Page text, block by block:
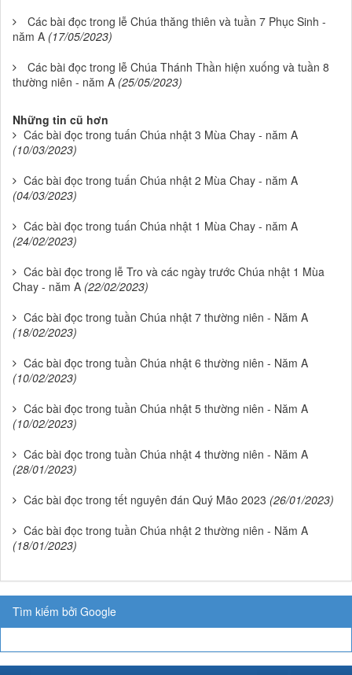
Các bài đọc trong lễ Chúa thăng thiên và tuần 7 Phục Sinh -
năm A (17/05/2023)
Các bài đọc trong lễ Chúa Thánh Thần hiện xuống và tuần 8
thường niên - năm A (25/05/2023)
Những tin cũ hơn
Các bài đọc trong tuấn Chúa nhật 3 Mùa Chay - năm A
(10/03/2023)
Các bài đọc trong tuấn Chúa nhật 2 Mùa Chay - năm A
(04/03/2023)
Các bài đọc trong tuấn Chúa nhật 1 Mùa Chay - năm A
(24/02/2023)
Các bài đọc trong lễ Tro và các ngày trước Chúa nhật 1 Mùa
Chay - năm A (22/02/2023)
Các bài đọc trong tuần Chúa nhật 7 thường niên - Năm A
(18/02/2023)
Các bài đọc trong tuần Chúa nhật 6 thường niên - Năm A
(10/02/2023)
Các bài đọc trong tuần Chúa nhật 5 thường niên - Năm A
(10/02/2023)
Các bài đọc trong tuần Chúa nhật 4 thường niên - Năm A
(28/01/2023)
Các bài đọc trong tết nguyên đán Quý Mão 2023 (26/01/2023)
Các bài đọc trong tuần Chúa nhật 2 thường niên - Năm A
(18/01/2023)
Tìm kiếm bởi Google